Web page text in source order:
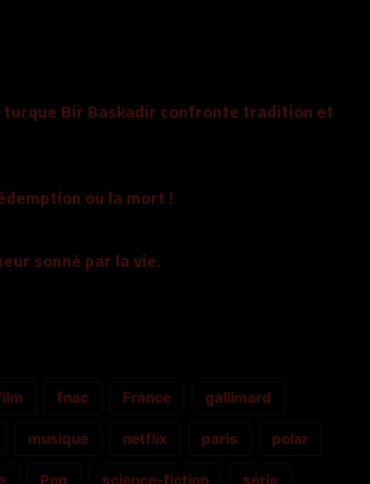
turque Bir Baskadir confronte tradition et
ou la mort !
sonné par la vie.
fnac France gallimard
musique netflix paris polar
Pop science-fiction série